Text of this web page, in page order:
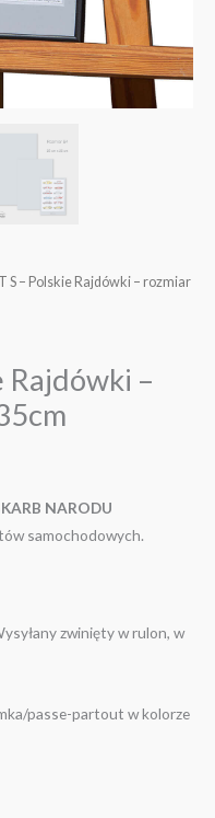
S – Polskie Rajdówki – rozmiar
Rajdówki –
NARODU
samochodowych.
zwinięty w rulon, w
passe-partout w kolorze